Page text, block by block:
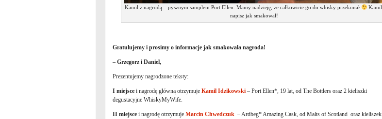
Kamil z nagrodą – pysznym samplem Port Ellen. Mamy nadzieję, że całkowicie go do whisky przekonał
Kamil,
napisz jak smakował!
Gratulujemy i prosimy o informacje jak smakowała nagroda!
– Grzegorz i Daniel,
Prezentujemy nagrodzone teksty:
I miejsce i nagrodę główną otrzymuje Kamil Idzikowski – Port Ellen*, 19 lat, od The Bottlers oraz 2 kieliszki
degustacyjne WhiskyMyWife.
II miejsce i nagrodę otrzymuje Marcin Chwedczuk – Ardbeg* Amazing Cask, od Malts of Scotland oraz kieliszek